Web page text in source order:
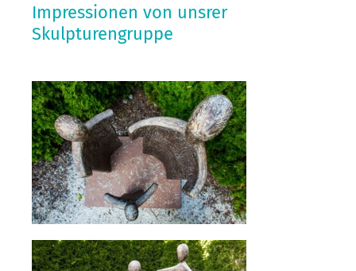
Impressionen von unsrer
Skulpturengruppe